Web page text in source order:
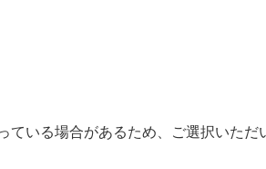
いる場合があるため、ご選択いた